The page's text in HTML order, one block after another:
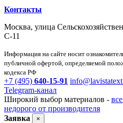
Контакты
Москва, улица
С-11
Информация на сайте носит
публичной офертой, определяемой
кодекса РФ
+7 (495) 640-15-91
Telegram-канал
Широкий выбор материалов -
недорого от производителя
Заявка
×